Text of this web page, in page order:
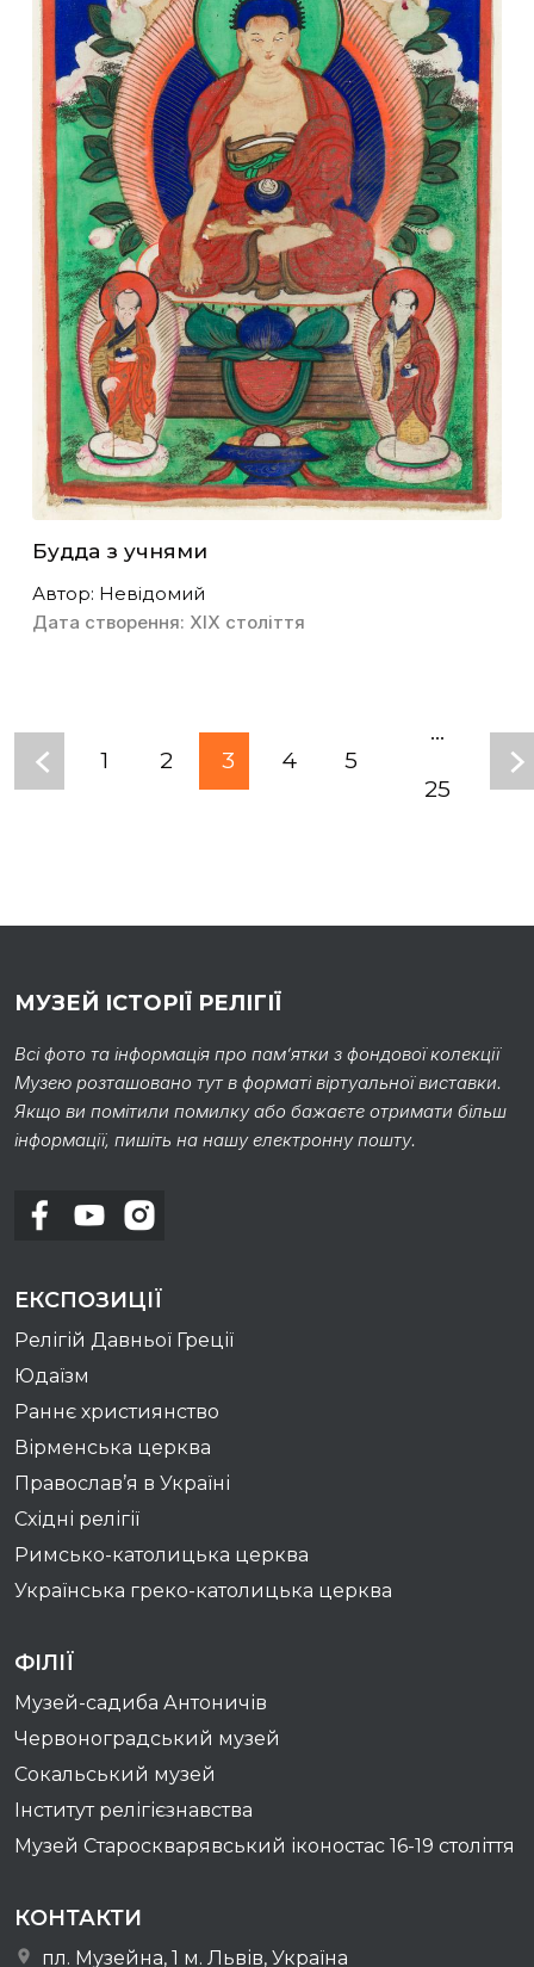
Будда з учнями
Автор: Невідомий
Дата створення: ХІХ століття
1 2 3 4 5
...
25
МУЗЕЙ ІСТОРІЇ РЕЛІГІЇ
Всі фото та інформація про пам’ятки з фондової колекції
Музею розташовано тут в форматі віртуальної виставки.
Якщо ви помітили помилку або бажаєте отримати більш
інформації, пишіть на нашу електронну пошту.
ЕКСПОЗИЦІЇ
Релігій Давньої Греції
Юдаїзм
Раннє християнство
Вірменська церква
Православ’я в Україні
Східні релігії
Римсько-католицька церква
Українська греко-католицька церква
ФІЛІЇ
Музей-садиба Антоничів
Червоноградський музей
Сокальський музей
Інститут релігієзнавства
Музей Староскварявський іконостас 16-19 cтоліття
КОНТАКТИ
пл. Музейна, 1 м. Львів, Україна